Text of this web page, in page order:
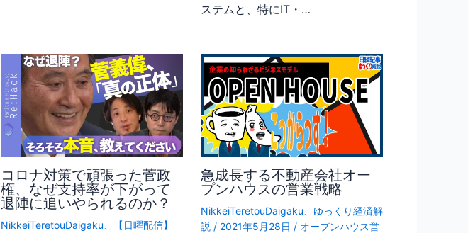
ステムと、特にIT・…
コロナ対策で頑張った菅政
権、なぜ支持率が下がって
退陣に追いやられるのか？
NikkeiTeretouDaigaku
【日曜配信】
急成長する不動産会社オー
プンハウスの営業戦略
NikkeiTeretouDaigaku
ゆっくり経済解
説 / 2021年5月28日 / オープンハウス営